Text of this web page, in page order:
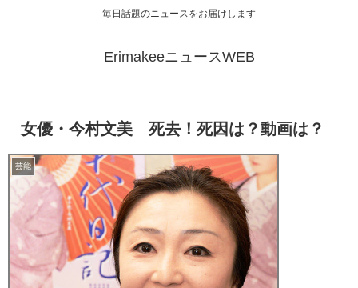
毎日話題のニュースをお届けします
ErimakeeニュースWEB
女優・今村文美 死去！死因は？動画は？
芸能